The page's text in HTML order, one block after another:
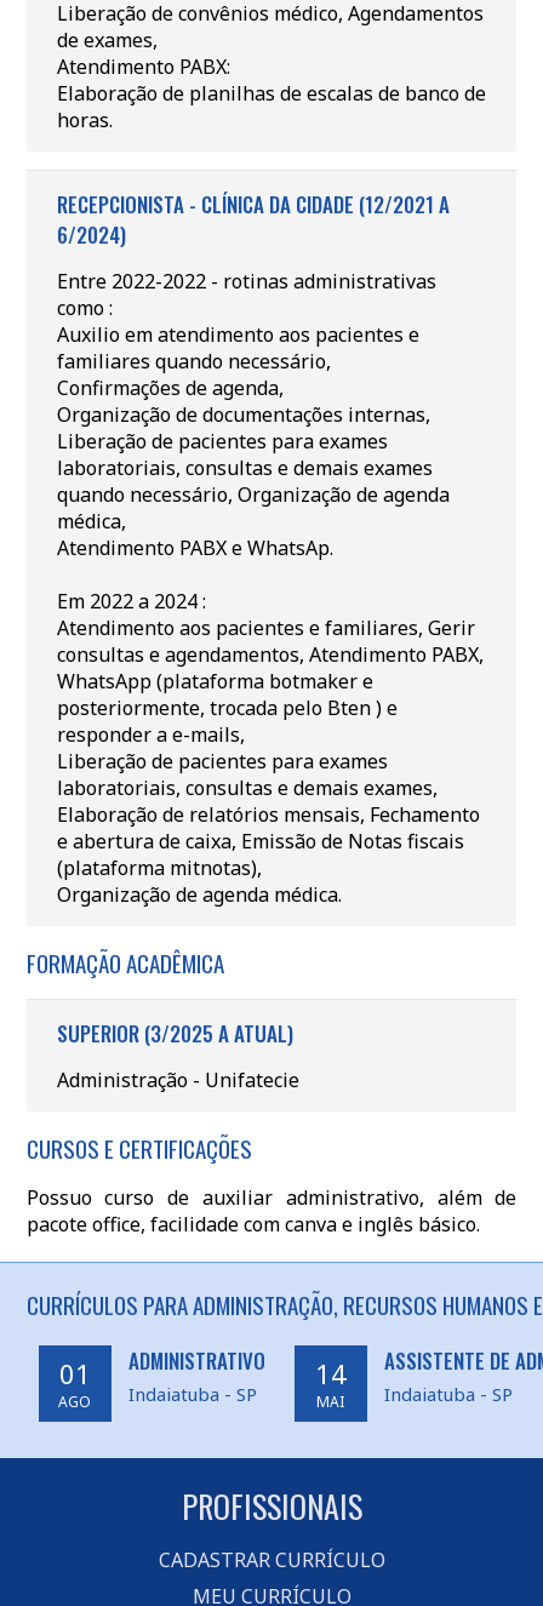
Liberação de convênios médico, Agendamentos
de exames,
Atendimento PABX:
Elaboração de planilhas de escalas de banco de
horas.
RECEPCIONISTA - CLÍNICA DA CIDADE (12/2021 A
6/2024)
Entre 2022-2022 - rotinas administrativas
como :
Auxilio em atendimento aos pacientes e
familiares quando necessário,
Confirmações de agenda,
Organização de documentações internas,
Liberação de pacientes para exames
laboratoriais, consultas e demais exames
quando necessário, Organização de agenda
médica,
Atendimento PABX e WhatsAp.
Em 2022 a 2024 :
Atendimento aos pacientes e familiares, Gerir
consultas e agendamentos, Atendimento PABX,
WhatsApp (plataforma botmaker e
posteriormente, trocada pelo Bten ) e
responder a e-mails,
Liberação de pacientes para exames
laboratoriais, consultas e demais exames,
Elaboração de relatórios mensais, Fechamento
e abertura de caixa, Emissão de Notas fiscais
(plataforma mitnotas),
Organização de agenda médica.
FORMAÇÃO ACADÊMICA
SUPERIOR (3/2025 A ATUAL)
Administração - Unifatecie
CURSOS E CERTIFICAÇÕES
Possuo curso de auxiliar administrativo, além de
pacote office, facilidade com canva e inglês básico.
CURRÍCULOS PARA ADMINISTRAÇÃO, RECURSOS HUMANOS
01
AGO
ADMINISTRATIVO
Indaiatuba - SP
14
MAI
ASSISTENTE DE
Indaiatuba - SP
PROFISSIONAIS
CADASTRAR CURRÍCULO
MEU CURRÍCULO